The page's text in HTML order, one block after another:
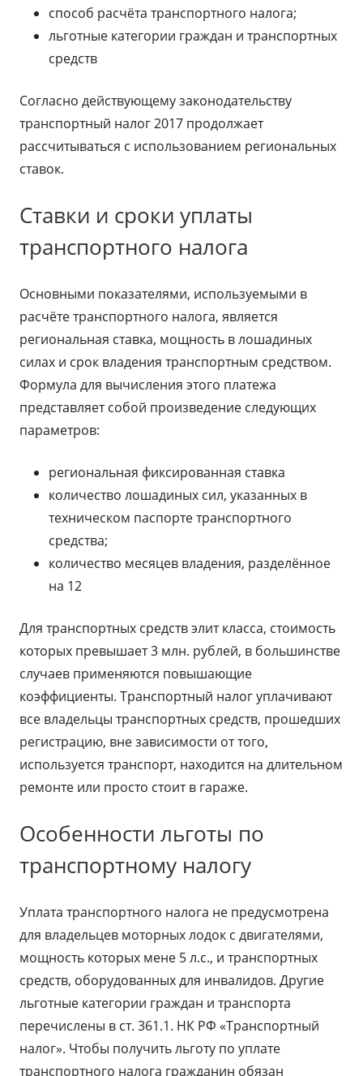
способ расчёта транспортного налога;
льготные категории граждан и транспортных
средств
Согласно действующему законодательству
транспортный налог 2017 продолжает
рассчитываться с использованием региональных
ставок.
Ставки и сроки уплаты
транспортного налога
Основными показателями, используемыми в
расчёте транспортного налога, является
региональная ставка, мощность в лошадиных
силах и срок владения транспортным средством.
Формула для вычисления этого платежа
представляет собой произведение следующих
параметров:
региональная фиксированная ставка
количество лошадиных сил, указанных в
техническом паспорте транспортного
средства;
количество месяцев владения, разделённое
на 12
Для транспортных средств элит класса, стоимость
которых превышает 3 млн. рублей, в большинстве
случаев применяются повышающие
коэффициенты. Транспортный налог уплачивают
все владельцы транспортных средств, прошедших
регистрацию, вне зависимости от того,
используется транспорт, находится на длительном
ремонте или просто стоит в гараже.
Особенности льготы по
транспортному налогу
Уплата транспортного налога не предусмотрена
для владельцев моторных лодок с двигателями,
мощность которых мене 5 л.с., и транспортных
средств, оборудованных для инвалидов. Другие
льготные категории граждан и транспорта
перечислены в ст. 361.1. НК РФ «Транспортный
налог». Чтобы получить льготу по уплате
транспортного налога гражданин обязан